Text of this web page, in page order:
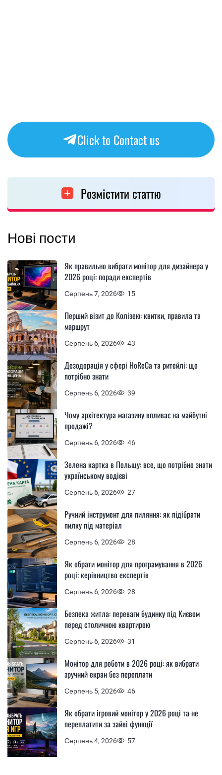
Click to Contact us
Розмістити статтю
Нові пости
Серпень 7, 2026 15
Як правильно вибрати монітор для дизайнера у
2026 році: поради експертів
Серпень 6, 2026 43
Перший візит до Колізею: квитки, правила та
маршрут
Серпень 6, 2026 39
Дезодорація у сфері HoReCa та ритейлі: що
потрібно знати
Серпень 6, 2026 46
Чому архітектура магазину впливає на майбутні
продажі?
Серпень 6, 2026 27
Зелена картка в Польщу: все, що потрібно знати
українському водієві
Серпень 6, 2026 28
Ручний інструмент для пиляння: як підібрати
пилку під матеріал
Серпень 6, 2026 28
Як обрати монітор для програмування в 2026
році: керівництво експертів
Серпень 6, 2026 31
Безпека житла: переваги будинку під Києвом
перед столичною квартирою
Серпень 5, 2026 46
Монітор для роботи в 2026 році: як вибрати
зручний екран без переплати
Серпень 4, 2026 57
Як обрати ігровий монітор у 2026 році та не
переплатити за зайві функції